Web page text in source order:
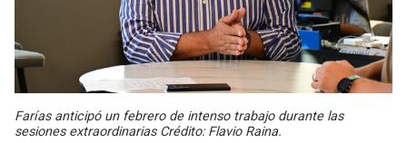
Farías anticipó un febrero de intenso trabajo durante las
sesiones extraordinarias Crédito: Flavio Raina.